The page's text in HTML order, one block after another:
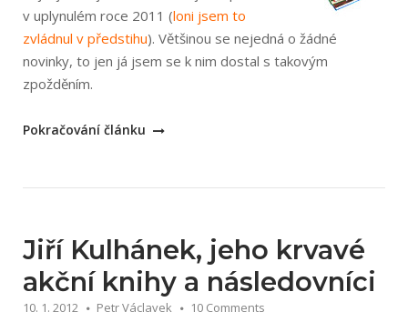
v uplynulém roce 2011 (loni jsem to
zvládnul v předstihu). Většinou se nejedná o žádné
novinky, to jen já jsem se k nim dostal s takovým
zpožděním.
„Nejlepší
v
2011“
Pokračování článku
Jiří Kulhánek, jeho krvavé
akční knihy a následovníci
10. 1. 2012 Petr Václavek 10 Comments